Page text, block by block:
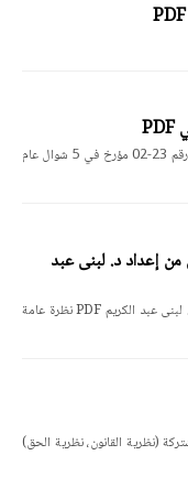
قانون رقم 23-02 يتعلق بممارسة الحق النقابي PDF قانون رقم 23-02 مؤرخ في 5 شوال عام
إعداد د. لبنى عبد
مطبوعة في مقياس الإجراءات الجزائية المعمق من إعداد د. لبنى عبد الكريم PDF نظرة عامة
(نظرية القانون، نظرية الحق)